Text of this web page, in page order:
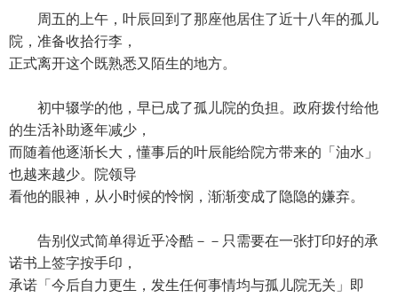
周五的上午，叶辰回到了那座他居住了近十八年的孤儿
院，准备收拾行李，
正式离开这个既熟悉又陌生的地方。
初中辍学的他，早已成了孤儿院的负担。政府拨付给他
的生活补助逐年减少，
而随着他逐渐长大，懂事后的叶辰能给院方带来的「油水」
也越来越少。院领导
看他的眼神，从小时候的怜悯，渐渐变成了隐隐的嫌弃。
告别仪式简单得近乎冷酷－－只需要在一张打印好的承
诺书上签字按手印，
承诺「今后自力更生，发生任何事情均与孤儿院无关」即